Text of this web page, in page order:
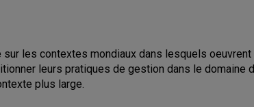
les contextes mondiaux dans lesquels oeuvrent
leurs pratiques de gestion dans le domaine
plus large.